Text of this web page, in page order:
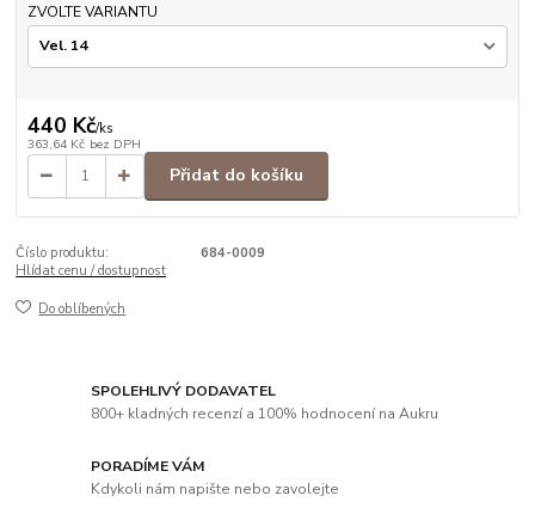
ZVOLTE VARIANTU
440 Kč/ks
363,64 Kč bez DPH
Přidat do košíku
Číslo produktu:
684-0009
Hlídat cenu / dostupnost
Do oblíbených
SPOLEHLIVÝ DODAVATEL
800+ kladných recenzí a 100% hodnocení na Aukru
PORADÍME VÁM
Kdykoli nám napište nebo zavolejte